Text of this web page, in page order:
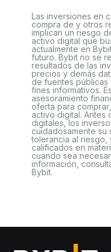
Las inversiones en
compra de y otros
implican un riesgo
activo digital que
actualmente en
futuro. Bybit no se
resultados de las
precios y demás
de fuentes
fines informativos.
asesoramiento
oferta para
activo digital. Antes
digitales, los
cuidadosamente su
tolerancia al riesgo,
calificados en
cuando sea
información,
Bybit.